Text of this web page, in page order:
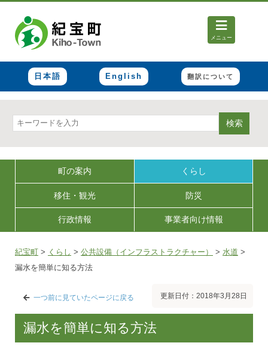
メニュー
日本語 English 翻訳について
検索
町の案内 くらし
移住・観光 防災
行政情報 事業者向け情報
紀宝町 > くらし > 公共設備（インフラストラクチャー） > 水道 >
漏水を簡単に知る方法
一つ前に見ていたページに戻る 更新日付：2018年3月28日
漏水を簡単に知る方法